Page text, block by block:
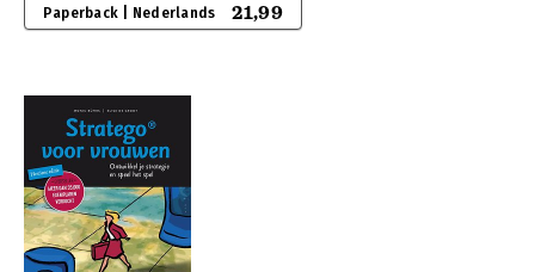
Paperback | Nederlands 21,99